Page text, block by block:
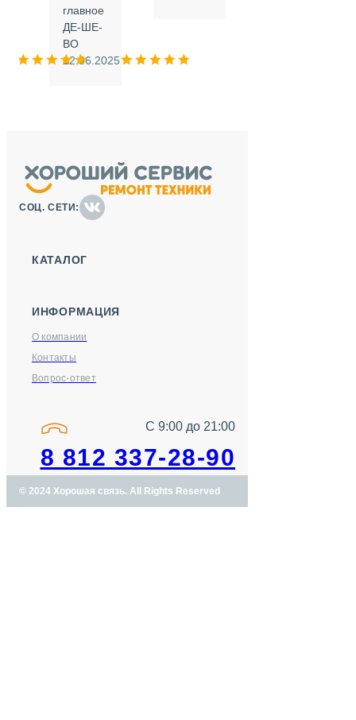
главное
ДЕ-ШЕ-
ВО
12.06.2025
СОЦ. СЕТИ:
КАТАЛОГ
ИНФОРМАЦИЯ
О компании
Контакты
Вопрос-ответ
С 9:00 до 21:00
8 812 337-28-90
© 2024 Хорошая связь. All Rights Reserved